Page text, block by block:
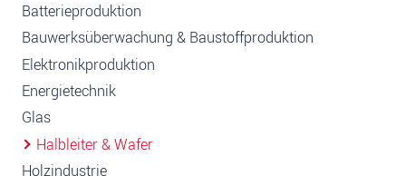
Batterieproduktion
Bauwerksüberwachung & Baustoffproduktion
Elektronikproduktion
Energietechnik
Glas
Halbleiter & Wafer
Holzindustrie